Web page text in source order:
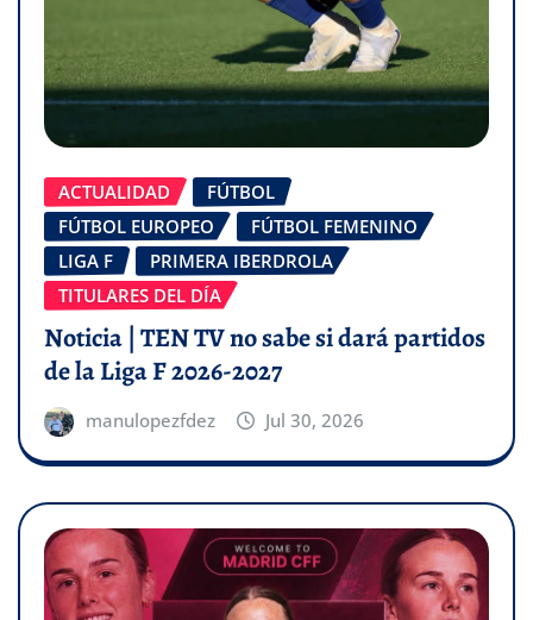
ACTUALIDAD
FÚTBOL
FÚTBOL EUROPEO
FÚTBOL FEMENINO
LIGA F
PRIMERA IBERDROLA
TITULARES DEL DÍA
Noticia | TEN TV no sabe si dará partidos
de la Liga F 2026-2027
manulopezfdez Jul 30, 2026